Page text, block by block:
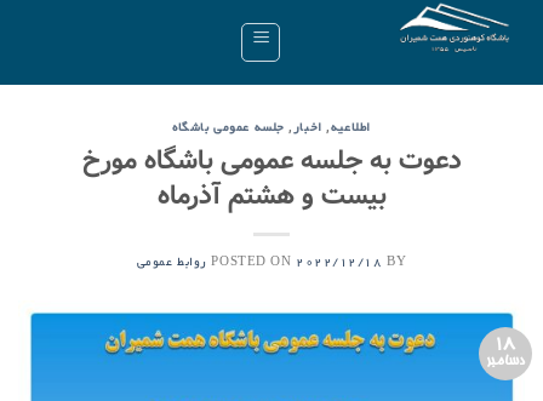
اطلاعیه, اخبار , جلسه عمومی باشگاه
دعوت به جلسه عمومی باشگاه مورخ
بیست و هشتم آذرماه
POSTED ON 2022/12/18 BY روابط عمومی
18
دسامبر